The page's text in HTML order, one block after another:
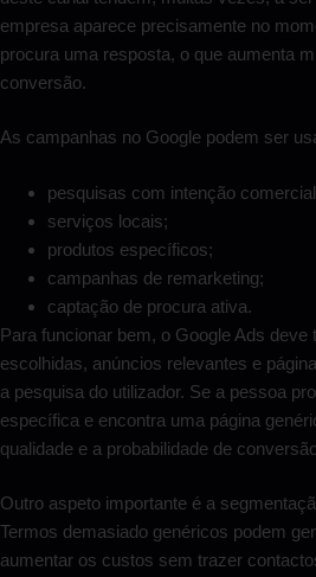
empresa aparece precisamente no
procura uma resposta, o que aumenta
conversão.
As campanhas no Google podem ser
pesquisas com intenção
serviços locais;
produtos específicos;
campanhas de remarketing;
captação de procura ativa.
Para funcionar bem, o Google Ads
escolhidas, anúncios relevantes e
a pesquisa do utilizador. Se a pessoa
específica e encontra uma página
qualidade e a probabilidade de
Outro aspeto importante é a
Termos demasiado genéricos podem
aumentar os custos sem trazer